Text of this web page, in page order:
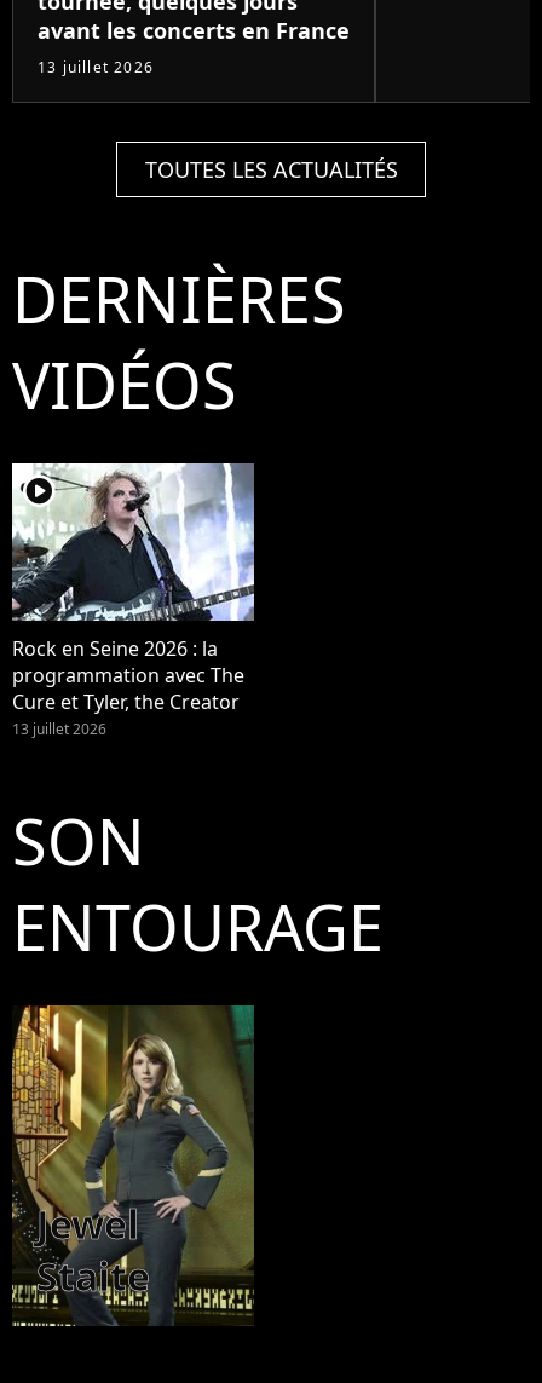
avant les concerts en France
13 juillet 2026
TOUTES LES ACTUALITÉS
DERNIÈRES
VIDÉOS
player2
Rock en Seine 2026 : la
programmation avec The
Cure et Tyler, the Creator
13 juillet 2026
SON
ENTOURAGE
Jewel
Staite